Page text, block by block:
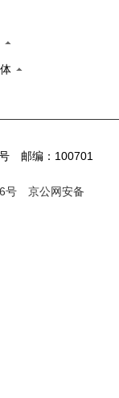
号 邮编：100701
号
京公网安备